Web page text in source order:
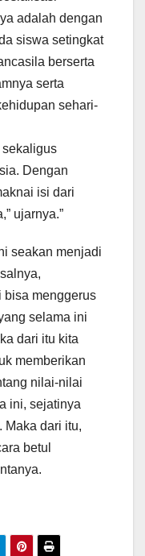
adalah dengan
siswa setingkat
berserta
serta
sehari-
sekaligus
Dengan
isi dari
ujarnya.”
seakan menjadi
bisa menggerus
selama ini
dari itu kita
memberikan
nilai-nilai
ini, sejatinya
Maka dari itu,
betul